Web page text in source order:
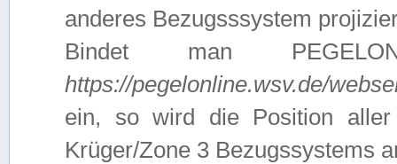
anderes Bezugsssystem
Bindet man
https://pegelonline.wsv.de/
ein, so wird die Position
Krüger/Zone 3 Bezugssystems